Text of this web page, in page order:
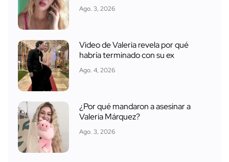
Ago. 3, 2026
Video de Valeria revela por qué
habría terminado con su ex
Ago. 4, 2026
¿Por qué mandaron a asesinar a
Valeria Márquez?
Ago. 3, 2026